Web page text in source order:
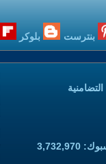
بنترست بلوكر